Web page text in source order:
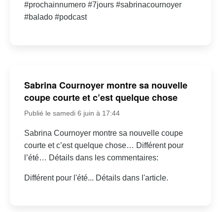
#prochainnumero #7jours #sabrinacournoyer
#balado #podcast
Sabrina Cournoyer montre sa nouvelle
coupe courte et c’est quelque chose
Publié le samedi 6 juin à 17:44
Sabrina Cournoyer montre sa nouvelle coupe
courte et c’est quelque chose… Différent pour
l’été… Détails dans les commentaires:
Différent pour l'été... Détails dans l'article.